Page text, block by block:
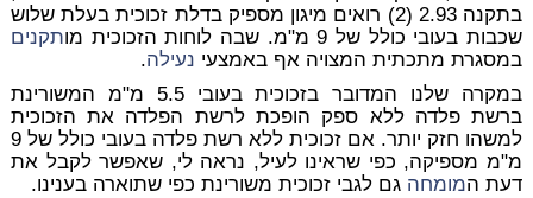
בתקנה 2.93 (2) רואים מיגון מספיק בדלת זכוכית בעלת שלוש
שכבות בעובי כולל של 9 מ"מ. שבה לוחות הזכוכית מו
תקנים
במסגרת מתכתית המצויה אף באמצעי נעילה.
במקרה שלנו המדובר בזכוכית בעובי 5.5 מ"מ המשורינת
ברשת פלדה ללא ספק הופכת לרשת הפלדה את הזכוכית
למשהו חזק יותר. אם זכוכית ללא רשת פלדה בעובי כולל של 9
מ"מ מספיקה, כפי שראינו לעיל, נראה לי, שאפשר לקבל את
דעת המומחה גם לגבי זכוכית משורינת כפי שתוארה בענינו.